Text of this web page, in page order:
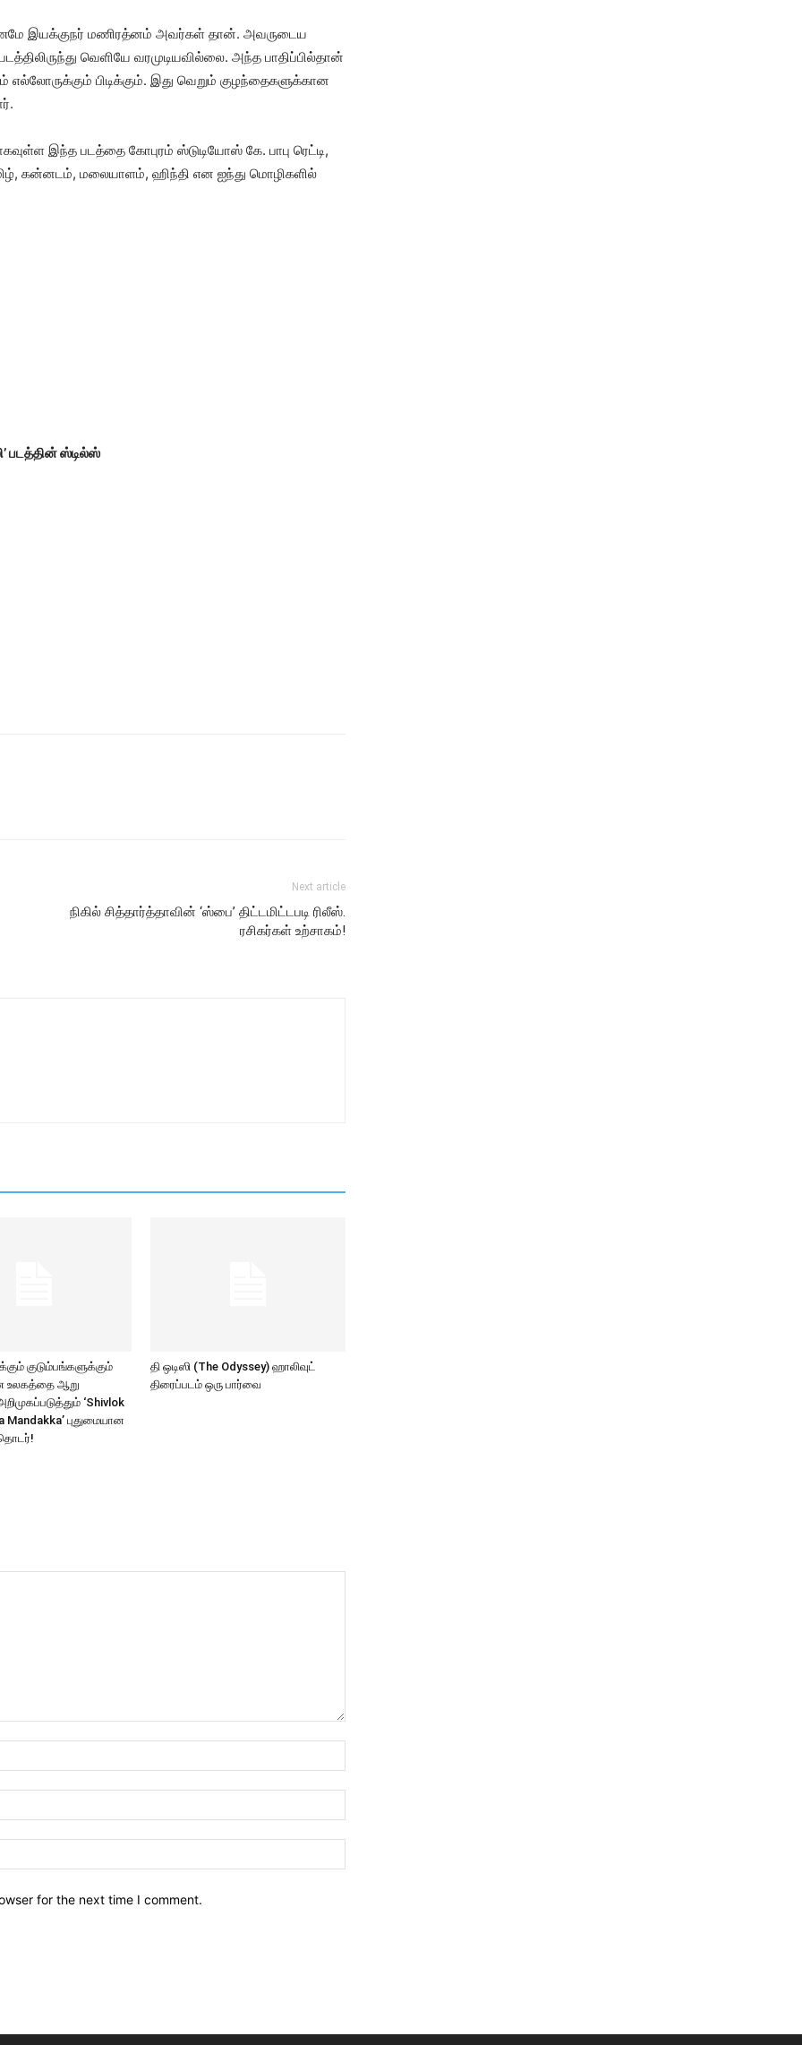
இயக்குநர் மணிரத்னம் அவர்கள் தான். அவருடைய
வெளியே வரமுடியவில்லை. அந்த பாதிப்பில்தான்
பிடிக்கும். இது வெறும் குழந்தைகளுக்கான
இந்த படத்தை கோபுரம் ஸ்டுடியோஸ் கே. பாபு ரெட்டி,
கன்னடம், மலையாளம், ஹிந்தி என ஐந்து மொழிகளில்
படத்தின் ஸ்டில்ஸ்
Next article
நிகில் சித்தார்த்தாவின் ‘ஸ்பை’ திட்டமிட்டபடி ரிலீஸ்.
ரசிகர்கள் உற்சாகம்!
குடும்பங்களுக்கும்
உலகத்தை ஆறு
‘Shivlok
Mandakka’ புதுமையான
தி ஒடிஸி (The Odyssey) ஹாலிவுட்
திரைப்படம் ஒரு பார்வை
for the next time I comment.